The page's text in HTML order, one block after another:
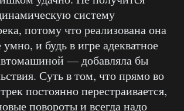
систему
потому что реализована она
и будь в игре адекватное
— добавляла бы
Суть в том, что прямо во
постоянно перестраивается,
повороты и всегда надо